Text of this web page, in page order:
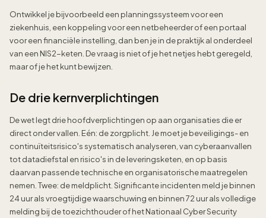
Ontwikkel je bijvoorbeeld een planningssysteem voor een
ziekenhuis, een koppeling voor een netbeheerder of een portaal
voor een financiële instelling, dan ben je in de praktijk al onderdeel
van een NIS2-keten. De vraag is niet of je het netjes hebt geregeld,
maar of je het kunt bewijzen.
De drie kernverplichtingen
De wet legt drie hoofdverplichtingen op aan organisaties die er
direct onder vallen. Eén: de zorgplicht. Je moet je beveiligings- en
continuïteitsrisico's systematisch analyseren, van cyberaanvallen
tot datadiefstal en risico's in de leveringsketen, en op basis
daarvan passende technische en organisatorische maatregelen
nemen. Twee: de meldplicht. Significante incidenten meld je binnen
24 uur als vroegtijdige waarschuwing en binnen 72 uur als volledige
melding bij de toezichthouder of het Nationaal Cyber Security